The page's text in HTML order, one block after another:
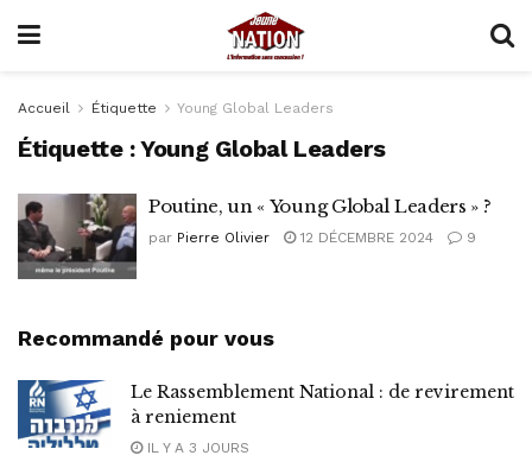
Accueil Étiquette Young Global Leaders
Étiquette :Young Global Leaders
Poutine, un « Young Global Leaders » ?
par Pierre Olivier 12 DÉCEMBRE 2024 9
Recommandé pour vous
Le Rassemblement National : de revirement
à reniement
IL Y A 3 JOURS